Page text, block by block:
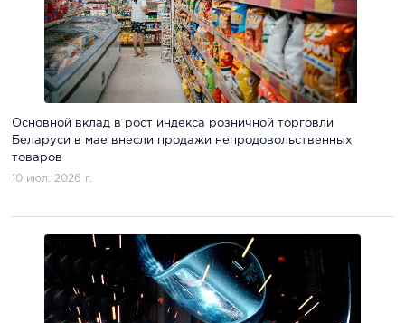
Основной вклад в рост индекса розничной торговли
Беларуси в мае внесли продажи непродовольственных
товаров
10 июл. 2026 г.